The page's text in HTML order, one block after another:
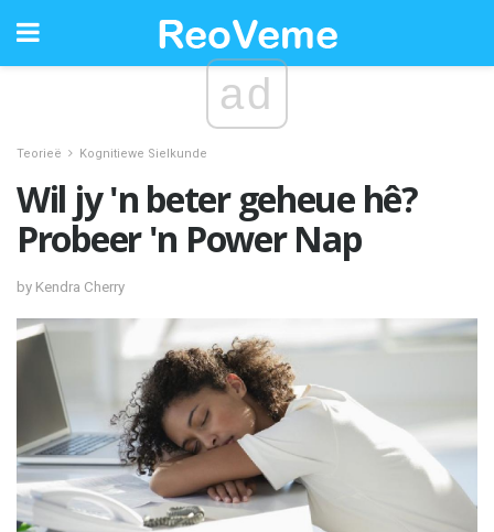
ad
Teorieë Kognitiewe Sielkunde
Wil jy 'n beter geheue hê?
Probeer 'n Power Nap
by Kendra Cherry